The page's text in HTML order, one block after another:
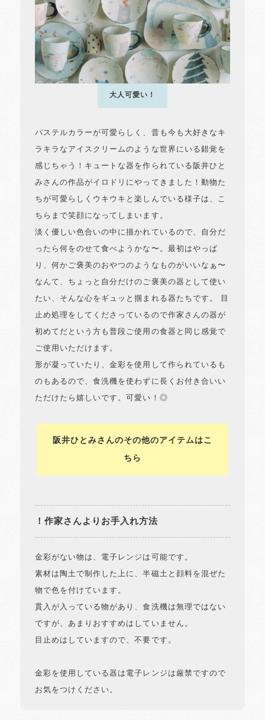
大人可愛い！
パステルカラーが可愛らしく、昔も今も大好きなキ
ラキラなアイスクリームのような世界にいる錯覚を
感じちゃう！キュートな器を作られている阪井ひと
みさんの作品がイロドリにやってきました！動物た
ちが可愛らしくウキウキと楽しんでいる様子は、こ
ちらまで笑顔になってしまいます。
淡く優しい色合いの中に描かれているので、自分だ
ったら何をのせて食べようかな〜。最初はやっぱ
り、何かご褒美のおやつのようなものがいいなぁ〜
なんて、ちょっと自分だけのご褒美の器として使い
たい、そんな心をギュッと掴まれる器たちです。 目
止め処理をしてくださっているので作家さんの器が
初めてだという方も普段ご使用の食器と同じ感覚で
ご使用いただけます。
形が凝っていたり、金彩を使用して作られているも
のもあるので、食洗機を使わずに長くお付き合いい
ただけたら嬉しいです。可愛い！◎
阪井ひとみさんのその他のアイテムはこ
ちら
！作家さんよりお手入れ方法
金彩がない物は、電子レンジは可能です。
素材は陶土で制作した上に、半磁土と顔料を混ぜた
物で色を付けています。
貫入が入っている物があり、食洗機は無理ではない
ですが、あまりおすすめはしていません。
目止めはしていますので、不要です。
金彩を使用している器は電子レンジは厳禁ですので
お気をつけください。